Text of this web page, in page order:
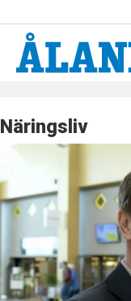
Näringsliv